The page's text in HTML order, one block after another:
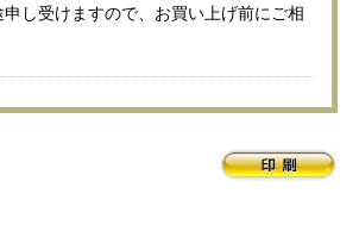
申し受けますので、お買い上げ前にご相